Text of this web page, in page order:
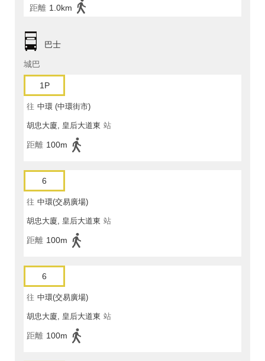
距離 1.0km
巴士
城巴
1P
往 中環 (中環街市)
胡忠大廈, 皇后大道東 站
距離 100m
6
往 中環(交易廣場)
胡忠大廈, 皇后大道東 站
距離 100m
6
往 中環(交易廣場)
胡忠大廈, 皇后大道東 站
距離 100m